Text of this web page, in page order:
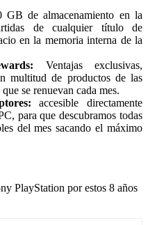
GB de almacenamiento en la
de cualquier título de
en la memoria interna de la
Ventajas exclusivas,
multitud de productos de las
se renuevan cada mes.
accesible directamente
para que descubramos todas
del mes sacando el máximo
PlayStation por estos 8 años